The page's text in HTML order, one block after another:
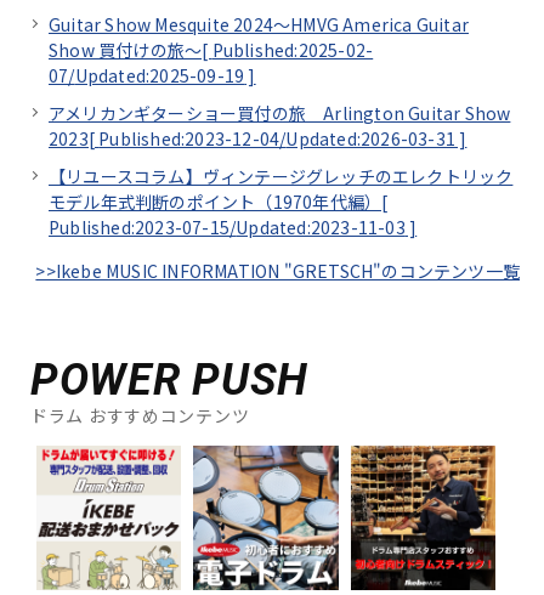
Guitar Show Mesquite 2024～HMVG America Guitar
Show 買付けの旅～[ Published:2025-02-
07/Updated:2025-09-19 ]
アメリカンギターショー買付の旅 Arlington Guitar Show
2023[ Published:2023-12-04/Updated:2026-03-31 ]
【リユースコラム】ヴィンテージグレッチのエレクトリック
モデル年式判断のポイント（1970年代編）[
Published:2023-07-15/Updated:2023-11-03 ]
>>Ikebe MUSIC INFORMATION "GRETSCH"のコンテンツ一覧
POWER PUSH
ドラム おすすめコンテンツ